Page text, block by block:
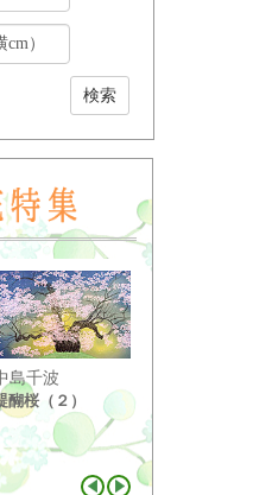
島千波
醐桜（２）
り ...